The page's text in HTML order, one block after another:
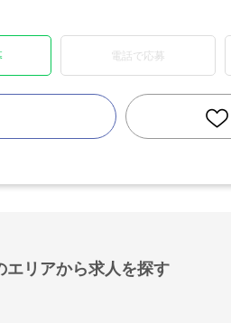
電話で応募
エリアから求人を探す